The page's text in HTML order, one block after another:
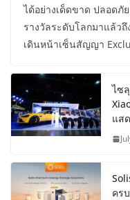
ได้อย่างเด็ดขาด ปลอดภั
รางวัลระดับโลกมาแล้ว
เดินหน้าเซ็นสัญญา
ไซ
แส
คร